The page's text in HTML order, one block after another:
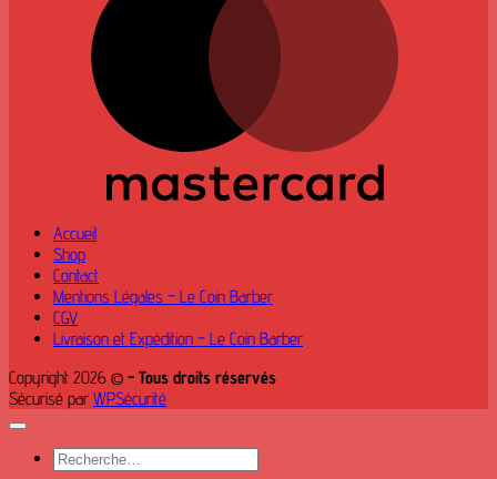
Accueil
Shop
Contact
Mentions Légales – Le Coin Barber
CGV
Livraison et Expédition – Le Coin Barber
Copyright 2026 © - Tous droits réservés
Sécurisé par WPSécurité
Recherche